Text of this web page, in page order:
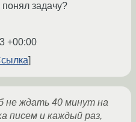
задачу?
+00:00
не ждать 40 минут на
писем и каждый раз,